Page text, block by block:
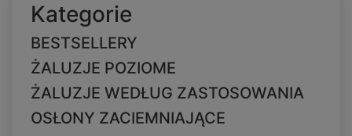
Kategorie
BESTSELLERY
ŻALUZJE POZIOME
ŻALUZJE WEDŁUG ZASTOSOWANIA
OSŁONY ZACIEMNIAJĄCE